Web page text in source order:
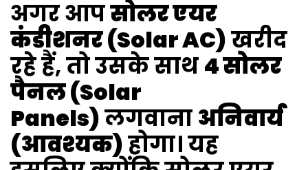
अगर आपसोलर एयर
कंडीशनर (Solar AC)खरीद
रहे हैं, तो उसके साथ 4 सोलर
पैनल (Solar
Panels)लगवाना अनिवार्य
(आवश्यक)होगा। यह